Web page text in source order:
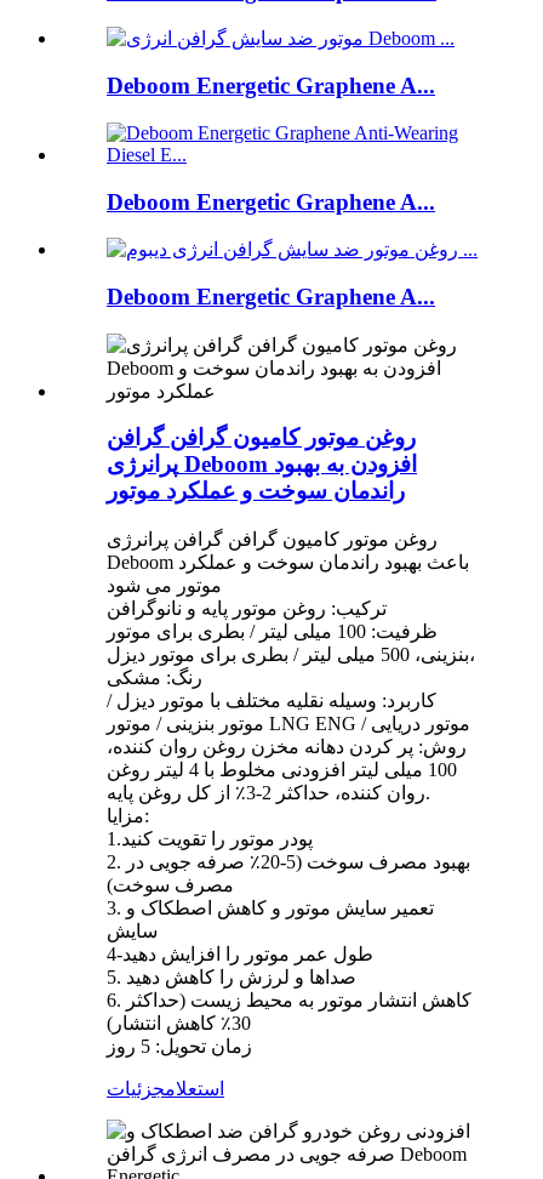
Deboom Energetic Graphene A...
Deboom Energetic Graphene A...
Deboom Energetic Graphene A...
روغن موتور کامیون گرافن گرافن
پرانرژی Deboom افزودن به بهبود
راندمان سوخت و عملکرد موتور
روغن موتور کامیون گرافن گرافن پرانرژی
Deboom باعث بهبود راندمان سوخت و عملکرد
موتور می شود
ترکیب: روغن موتور پایه و نانوگرافن
ظرفیت: 100 میلی لیتر / بطری برای موتور
بنزینی، 500 میلی لیتر / بطری برای موتور دیزل،
رنگ: مشکی
کاربرد: وسیله نقلیه مختلف با موتور دیزل /
موتور بنزینی / موتور LNG ENG / موتور دریایی
روش: پر کردن دهانه مخزن روغن روان کننده،
100 میلی لیتر افزودنی مخلوط با 4 لیتر روغن
روان کننده، حداکثر 2-3٪ از کل روغن پایه.
مزایا:
1.پودر موتور را تقویت کنید
2. بهبود مصرف سوخت (5-20٪ صرفه جویی در
مصرف سوخت)
3. تعمیر سایش موتور و کاهش اصطکاک و
سایش
4-طول عمر موتور را افزایش دهید
5. صداها و لرزش را کاهش دهید
6. کاهش انتشار موتور به محیط زیست (حداکثر
30٪ کاهش انتشار)
زمان تحویل: 5 روز
استعلامجزئیات